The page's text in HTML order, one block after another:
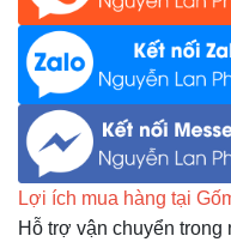
Lợi ích mua hàng tại
Hỗ trợ vận chuyển